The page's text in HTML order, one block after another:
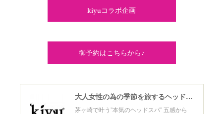
kiyuコラボ企画
御予約はこちらから♪
大人女性の為の季節を旅するヘッドスパ
茅ヶ崎で叶う”本気のヘッドスパ” 五感から